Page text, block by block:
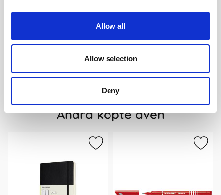
Allow all
Allow selection
Deny
Moleskine Veckokalender L
349 kr/st
Köp
Moleskine Veckokalender
289 kr/st
Köp
Andra köpte även